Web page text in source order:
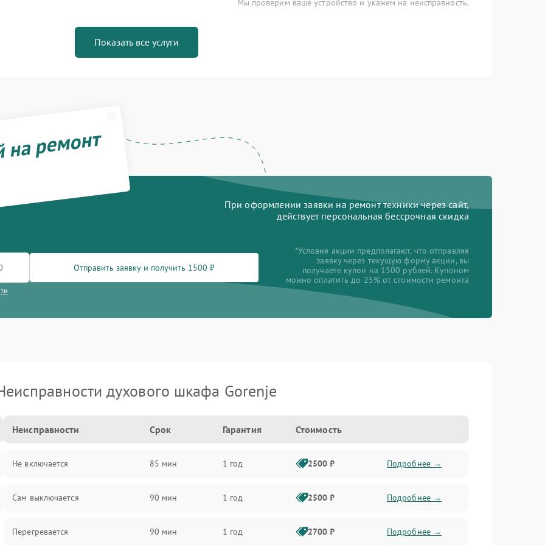
Мы проверим ваше устройство и укажем на неисправность.
Показать все услуги
ремонт
При оформлении заявки на ремонт техники через сайт,
действует персональная бессрочная скидка
Отправить заявку и получить 1500 ₽
*Условия акции предполагают, что отправляя
заявку через текущую форму акции, вы
получаете купон на 1500 рублей. Купоном
можно оплатить до 25% от стоимости ремонта
духового шкафа Gorenje
Неисправности Срок Гарантия Стоимость
Не включается 85 мин 1 год 2500 ₽ Подробнее →
Сам выключается 90 мин 1 год 2500 ₽ Подробнее →
Перегревается 90 мин 1 год 2700 ₽ Подробнее →